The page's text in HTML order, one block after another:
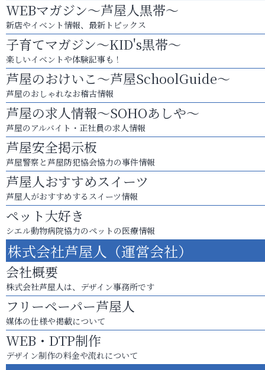
WEBマガジン～芦屋人黒帯～
新店やイベント情報、最新トピックス
子育てマガジン～KID's黒帯～
楽しいイベントや体験記事も！
芦屋のおけいこ～芦屋SchoolGuide～
芦屋のおしゃれなお稽古情報
芦屋の求人情報～SOHOあしや～
芦屋のアルバイト・正社員の求人情報
芦屋安全掲示板
芦屋警察と芦屋防犯協会協力の事件情報
芦屋人おすすめスイーツ
芦屋人がおすすめするスイーツ情報
ペット大好き
シエル動物病院協力のペットの医療情報
株式会社芦屋人（運営会社）
会社概要
株式会社芦屋人は、デザイン事務所です
フリーペーパー芦屋人
媒体の仕様や掲載について
WEB・DTP制作
デザイン制作の料金や流れについて